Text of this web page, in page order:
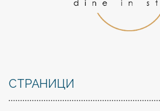
СТРАНИЦИ